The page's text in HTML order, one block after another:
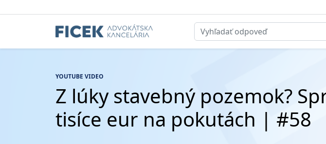
YOUTUBE VIDEO
Z lúky stavebný pozemok?
tisíce eur na pokutách | #58